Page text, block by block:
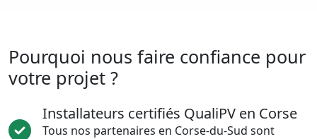
Pourquoi nous faire confiance pour
votre projet ?
Installateurs certifiés QualiPV en Corse
Tous nos partenaires en Corse-du-Sud sont